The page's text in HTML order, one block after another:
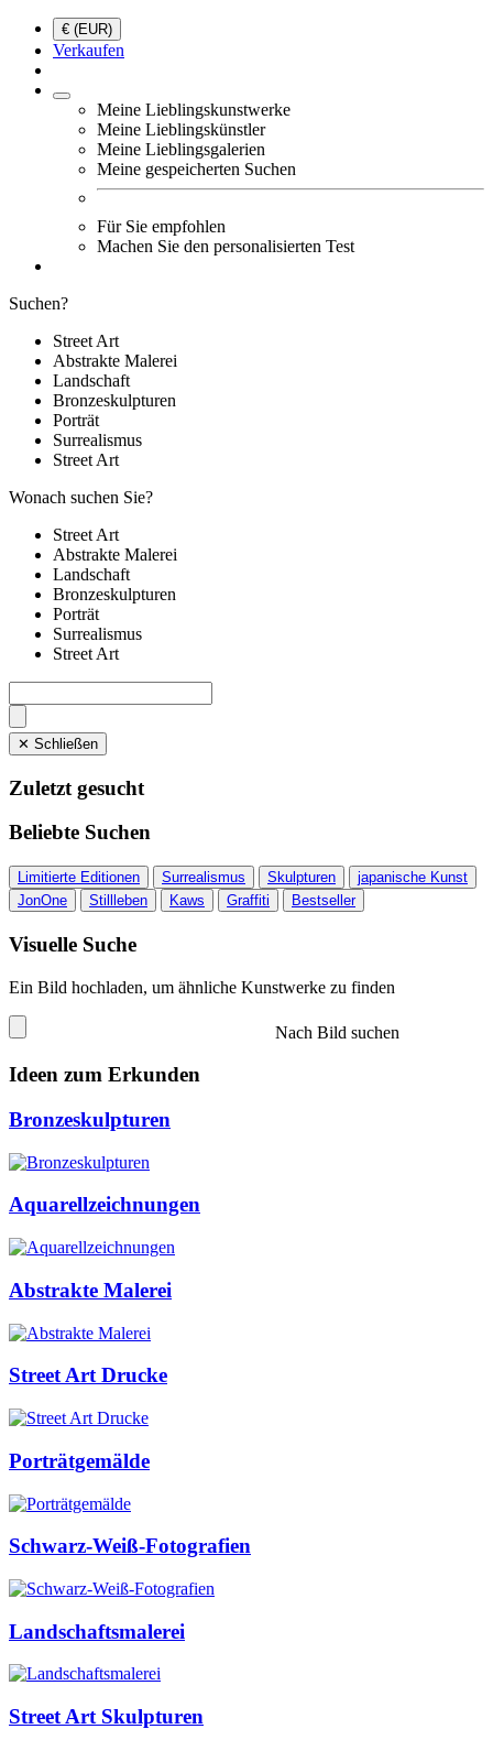
€ (EUR)
Verkaufen
Meine Lieblingskunstwerke
Meine Lieblingskünstler
Meine Lieblingsgalerien
Meine gespeicherten Suchen
Für Sie empfohlen
Machen Sie den personalisierten Test
Suchen?
Street Art
Abstrakte Malerei
Landschaft
Bronzeskulpturen
Porträt
Surrealismus
Street Art
Wonach suchen Sie?
Street Art
Abstrakte Malerei
Landschaft
Bronzeskulpturen
Porträt
Surrealismus
Street Art
✕ Schließen
Zuletzt gesucht
Beliebte Suchen
Limitierte Editionen Surrealismus Skulpturen
japanische Kunst
JonOne
Stillleben Kaws Graffiti Bestseller
Visuelle Suche
Ein Bild hochladen, um ähnliche Kunstwerke zu finden
Nach Bild suchen
Ideen zum Erkunden
Bronzeskulpturen
Aquarellzeichnungen
Abstrakte Malerei
Street Art Drucke
Porträtgemälde
Schwarz-Weiß-Fotografien
Landschaftsmalerei
Street Art Skulpturen